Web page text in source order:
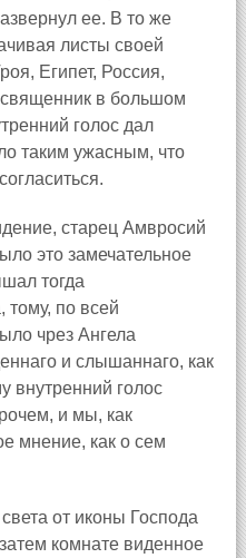
ее. В то же
листы своей
Египет, Россия,
в большом
голос дал
таким ужасным, что
старец Амвросий
это замечательное
тогда
тому, по всей
чрез Ангела
и слышаннаго, как
внутренний голос
и мы, как
мнение, как о сем
от иконы Господа
комнате виденное